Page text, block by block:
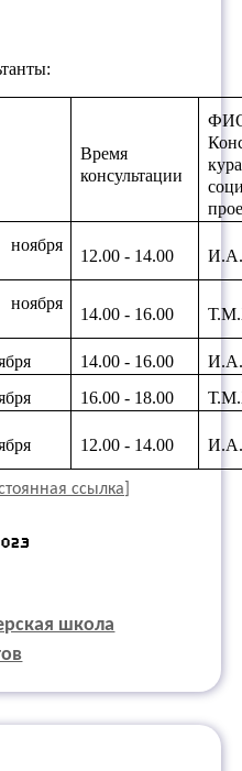
Время
консультации
12.00 - 14.00
14.00 - 16.00
14.00 - 16.00
16.00 - 18.00
12.00 - 14.00
ссылка]
школа